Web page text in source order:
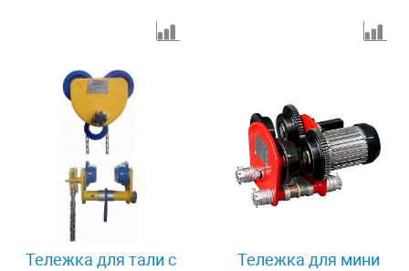
Тележка для тали с
Тележка для мини